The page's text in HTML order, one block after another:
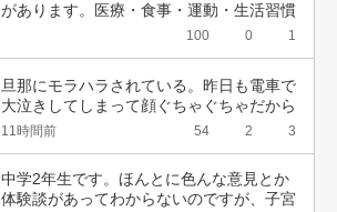
があります。医療・食事・運動・生活習慣
100 0 1
旦那にモラハラされている。昨日も電車で
大泣きしてしまって顔ぐちゃぐちゃだから
会社休ん…
11時間前 54 2 3
中学2年生です。ほんとに色んな意見とか
体験談があってわからないのですが、子宮